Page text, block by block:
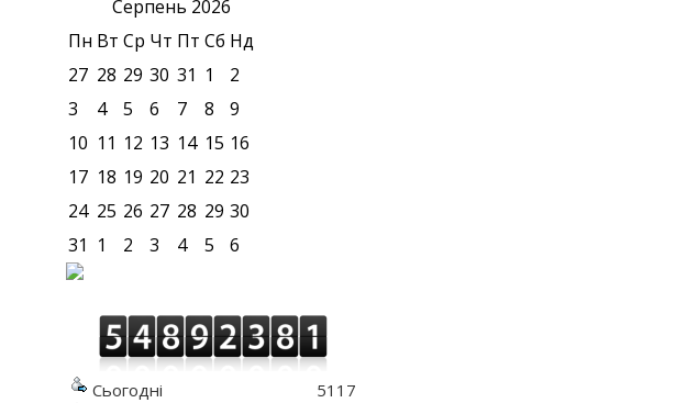
Серпень 2026
Пн Вт Ср Чт Пт Сб Нд
27 28 29 30 31 1
2
3
4 5 6 7 8
9
10 11 12 13 14 15 16
17 18 19 20 21 22 23
24 25 26 27 28 29 30
31 1 2 3 4 5 6
Сьогодні
5117